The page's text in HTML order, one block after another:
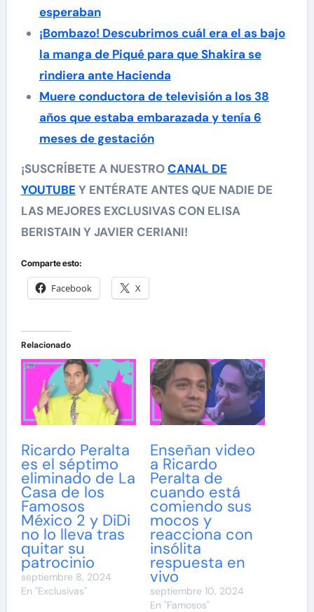
esperaban
¡Bombazo! Descubrimos cuál era el as bajo
la manga de Piqué para que Shakira se
rindiera ante Hacienda
Muere conductora de televisión a los 38
años que estaba embarazada y tenía 6
meses de gestación
¡SUSCRÍBETE A NUESTROCANAL DE
YOUTUBE Y ENTÉRATE ANTES QUE NADIE DE
LAS MEJORES EXCLUSIVAS CON ELISA
BERISTAIN Y JAVIER CERIANI!
Comparte esto:
Facebook X
Relacionado
Ricardo Peralta
es el séptimo
eliminado de La
Casa de los
Famosos
México 2 y DiDi
no lo lleva tras
quitar su
patrocinio
septiembre 8, 2024
En "Exclusivas"
Enseñan video
a Ricardo
Peralta de
cuando está
comiendo sus
mocos y
reacciona con
insólita
respuesta en
vivo
septiembre 10, 2024
En "Famosos"